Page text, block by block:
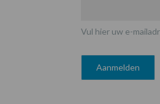
Vul hier uw e-